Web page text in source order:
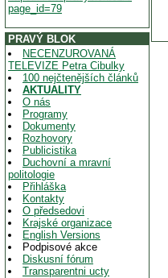
page_id=79
PRAVÝ BLOK
NECENZUROVANÁ
TELEVIZE Petra Cibulky
100 nejčtenějších článků
AKTUALITY
O nás
Programy
Dokumenty
Rozhovory
Publicistika
Duchovní a mravní
politologie
Přihláška
Kontakty
O předsedovi
Krajské organizace
English Versions
Podpisové akce
Diskusní fórum
Transparentni ucty